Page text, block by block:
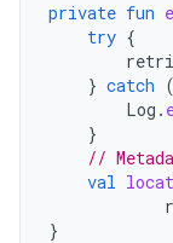
private fun
try {
} catch (
Log .
}
//
val
}